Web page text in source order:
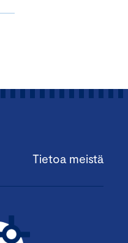
Tietoa meistä